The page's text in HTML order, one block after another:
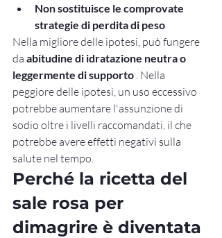
Non sostituisce le comprovate
strategie di perdita di peso
Nella migliore delle ipotesi, può fungere
da abitudine di idratazione neutra o
leggermente di supporto . Nella
peggiore delle ipotesi, un uso eccessivo
potrebbe aumentare l'assunzione di
sodio oltre i livelli raccomandati, il che
potrebbe avere effetti negativi sulla
salute nel tempo.
Perché la ricetta del
sale rosa per
dimagrire è diventata